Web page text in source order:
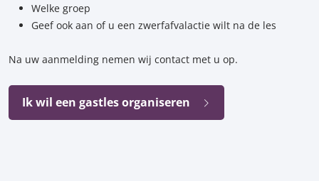
Welke groep
Geef ook aan of u een zwerfafvalactie wilt na de les
Na uw aanmelding nemen wij contact met u op.
Ik wil een gastles organiseren